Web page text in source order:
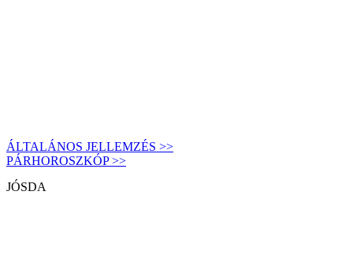
ÁLTALÁNOS JELLEMZÉS >>
PÁRHOROSZKÓP >>
JÓSDA